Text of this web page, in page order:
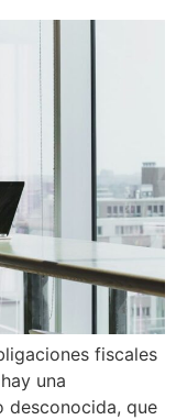
fiscales
una
desconocida, que